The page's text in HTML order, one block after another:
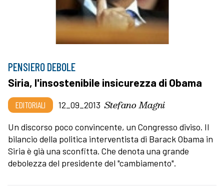
PENSIERO DEBOLE
Siria, l'insostenibile insicurezza di Obama
EDITORIALI 12_09_2013 Stefano Magni
Un discorso poco convincente, un Congresso diviso. Il
bilancio della politica interventista di Barack Obama in
Siria è già una sconfitta. Che denota una grande
debolezza del presidente del "cambiamento".